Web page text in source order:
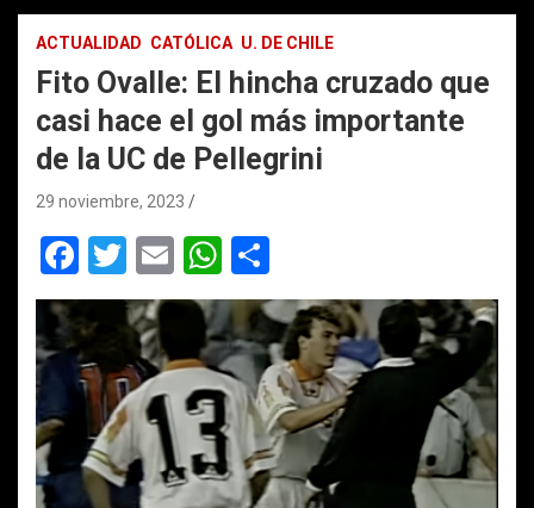
ACTUALIDAD CATÓLICA U. DE CHILE
Fito Ovalle: El hincha cruzado que
casi hace el gol más importante
de la UC de Pellegrini
29 noviembre, 2023
F
a
ce
b
o
o
k
T
wi
tt
er
E
m
ail
W
h
at
s
A
p
p
o
m
p
ar
tir